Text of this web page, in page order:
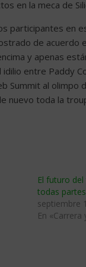
en la meca de
participantes en
de
y apenas
idilio entre Paddy
Summit al
nuevo toda la
El futuro
todas partes
septiembre
En «Carrera